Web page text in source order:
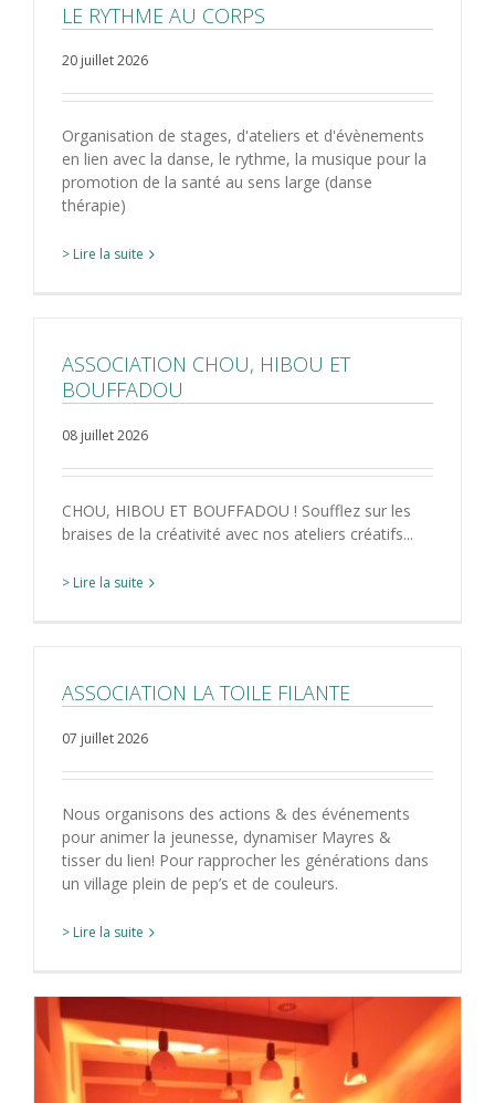
LE RYTHME AU CORPS
20 juillet 2026
Organisation de stages, d'ateliers et d'évènements
en lien avec la danse, le rythme, la musique pour la
promotion de la santé au sens large (danse
thérapie)
> Lire la suite
ASSOCIATION CHOU, HIBOU ET
BOUFFADOU
08 juillet 2026
CHOU, HIBOU ET BOUFFADOU ! Soufflez sur les
braises de la créativité avec nos ateliers créatifs...
> Lire la suite
ASSOCIATION LA TOILE FILANTE
07 juillet 2026
Nous organisons des actions & des événements
pour animer la jeunesse, dynamiser Mayres &
tisser du lien! Pour rapprocher les générations dans
un village plein de pep’s et de couleurs.
> Lire la suite